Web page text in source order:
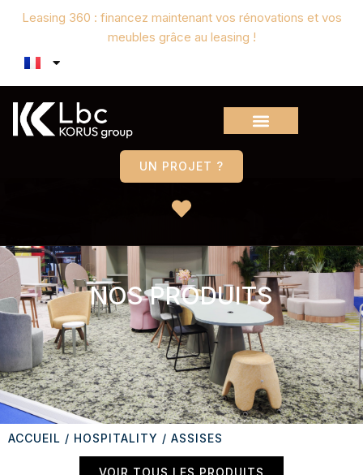
Leasing 360 : financez maintenant vos rénovations et vos
meubles grâce au leasing !
UN PROJET ?
NOS PRODUITS
ACCUEIL / HOSPITALITY / ASSISES
VOIR TOUS LES PRODUITS